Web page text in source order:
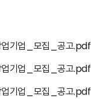
기업_모집_공고.pdf
기업_모집_공고.pdf
기업_모집_공고.pdf